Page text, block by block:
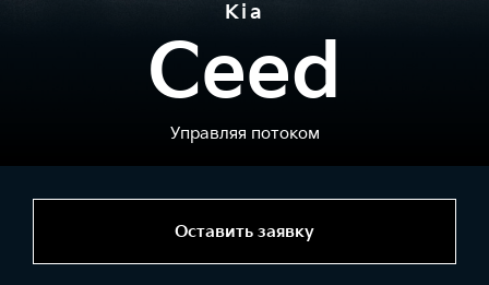
Оставить заявку
Kia
Ceed
Управляя потоком